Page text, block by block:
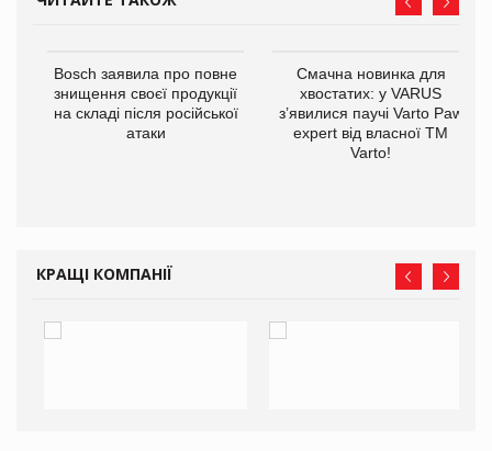
Bosch заявила про повне
знищення своєї продукції
на складі після російської
атаки
Смачна новинка для
хвостатих: у VARUS
з’явилися паучі Varto Paw
expert від власної ТМ
Varto!
КРАЩІ КОМПАНІЇ